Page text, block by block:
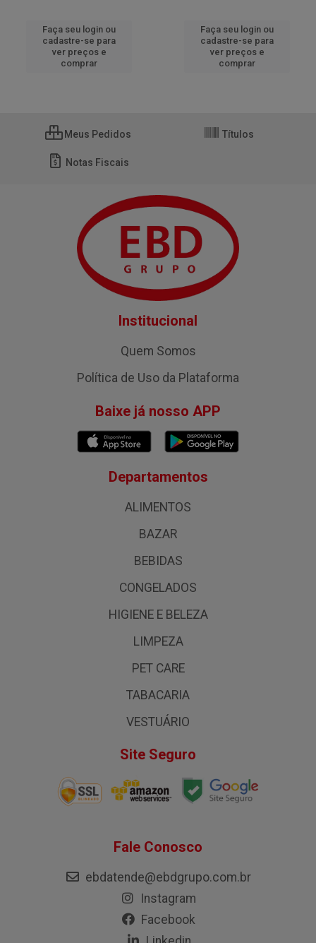
Faça seu login ou
cadastre-se para
ver preços e
comprar
Faça seu login ou
cadastre-se para
ver preços e
comprar
Meus Pedidos Títulos
Notas Fiscais
Institucional
Quem Somos
Política de Uso da Plataforma
Baixe já nosso APP
Departamentos
ALIMENTOS
BAZAR
BEBIDAS
CONGELADOS
HIGIENE E BELEZA
LIMPEZA
PET CARE
TABACARIA
VESTUÁRIO
Site Seguro
Fale Conosco
ebdatende@ebdgrupo.com.br
Instagram
Facebook